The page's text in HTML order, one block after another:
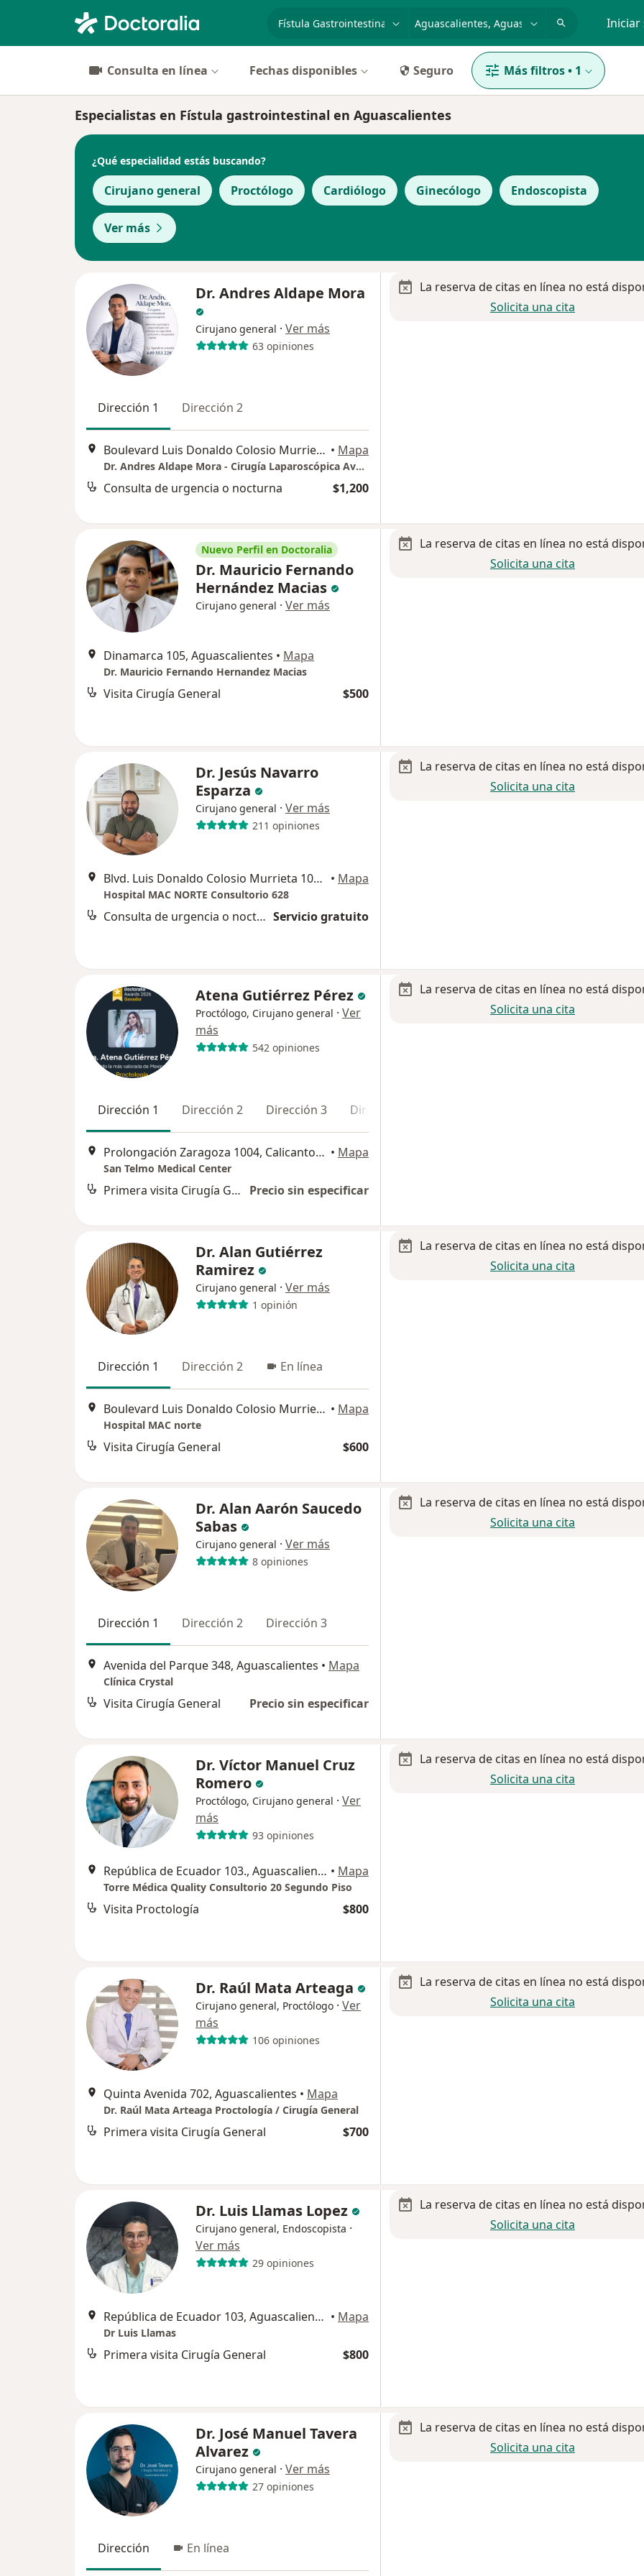
especialidad, enfermedad o nombre Iniciar
Consulta en línea Fechas disponibles Seguro Más filtros• 1
Especialistas en Fístula gastrointestinal en Aguascalientes
¿Qué especialidad estás buscando?
Cirujano general Proctólogo Cardiólogo Ginecólogo Endoscopista
Ver más
Dr. Andres Aldape Mora
Cirujano general · Ver más
63 opiniones
Dirección 1 Dirección 2
Boulevard Luis Donaldo Colosio Murrieta 106 Hospital MAC Norte Torre de Consultorios #810, Aguascalientes • Mapa
Dr. Andres Aldape Mora - Cirugía Laparoscópica Avanzada - Consultorio 810
Consulta de urgencia o nocturna $1,200
La reserva de citas en línea no está
Solicita una cita
Nuevo Perfil en Doctoralia
Dr. Mauricio Fernando
Hernández Macias
Cirujano general · Ver más
Dinamarca 105, Aguascalientes • Mapa
Dr. Mauricio Fernando Hernandez Macias
Visita Cirugía General $500
La reserva de citas en línea no está
Solicita una cita
Dr. Jesús Navarro
Esparza
Cirujano general · Ver más
211 opiniones
Blvd. Luis Donaldo Colosio Murrieta 106, Lomas del Campestre II, CP 20119 Aguascalientes, Ags., Aguascalientes • Mapa
Hospital MAC NORTE Consultorio 628
Consulta de urgencia o nocturna Servicio gratuito
La reserva de citas en línea no está
Solicita una cita
Atena Gutiérrez Pérez
Proctólogo, Cirujano general · Ver
más
542 opiniones
Dirección 1 Dirección 2 Dirección 3 Dirección 4
Prolongación Zaragoza 1004, Calicantos II,, Aguascalientes • Mapa
San Telmo Medical Center
Primera visita Cirugía General Precio sin especificar
La reserva de citas en línea no está
Solicita una cita
Dr. Alan Gutiérrez
Ramirez
Cirujano general · Ver más
1 opinión
Dirección 1 Dirección 2 En línea
Boulevard Luis Donaldo Colosio Murrieta 106, Aguascalientes • Mapa
Hospital MAC norte
Visita Cirugía General $600
La reserva de citas en línea no está
Solicita una cita
Dr. Alan Aarón Saucedo
Sabas
Cirujano general · Ver más
8 opiniones
Dirección 1 Dirección 2 Dirección 3
Avenida del Parque 348, Aguascalientes • Mapa
Clínica Crystal
Visita Cirugía General Precio sin especificar
La reserva de citas en línea no está
Solicita una cita
Dr. Víctor Manuel Cruz
Romero
Proctólogo, Cirujano general · Ver
más
93 opiniones
República de Ecuador 103., Aguascalientes • Mapa
Torre Médica Quality Consultorio 20 Segundo Piso
Visita Proctología $800
La reserva de citas en línea no está
Solicita una cita
Dr. Raúl Mata Arteaga
Cirujano general, Proctólogo · Ver
más
106 opiniones
Quinta Avenida 702, Aguascalientes • Mapa
Dr. Raúl Mata Arteaga Proctología / Cirugía General
Primera visita Cirugía General $700
La reserva de citas en línea no está
Solicita una cita
Dr. Luis Llamas Lopez
Cirujano general, Endoscopista ·
Ver más
29 opiniones
República de Ecuador 103, Aguascalientes • Mapa
Dr Luis Llamas
Primera visita Cirugía General $800
La reserva de citas en línea no está
Solicita una cita
Dr. José Manuel Tavera
Alvarez
Cirujano general · Ver más
27 opiniones
Dirección En línea
La reserva de citas en línea no está
Solicita una cita